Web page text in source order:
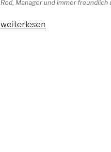
Rod, Manager und immer
„13.
weiterlesen